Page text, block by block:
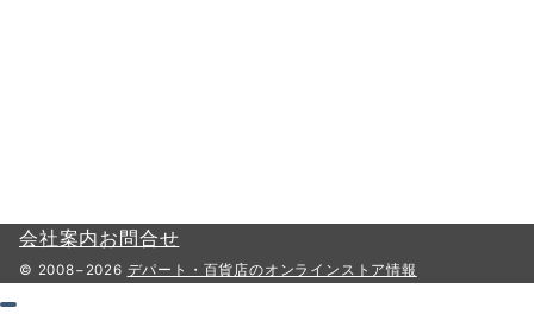
会社案内お問合せ
© 2008−2026 デパート・百貨店のオンラインストア情報